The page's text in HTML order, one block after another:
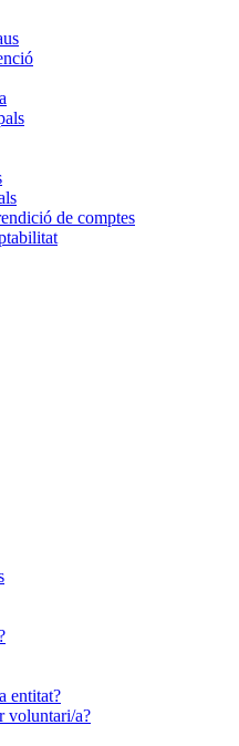
de comptes
entitat?
voluntari/a?